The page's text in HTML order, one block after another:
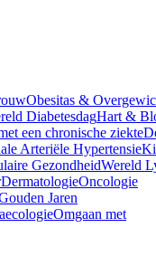
Obesitas &
DiabetesdagHart &
een chronische ziekte
Arteriële Hypertensie
GezondheidWereld
DermatologieOncologie
Jaren
Omgaan met